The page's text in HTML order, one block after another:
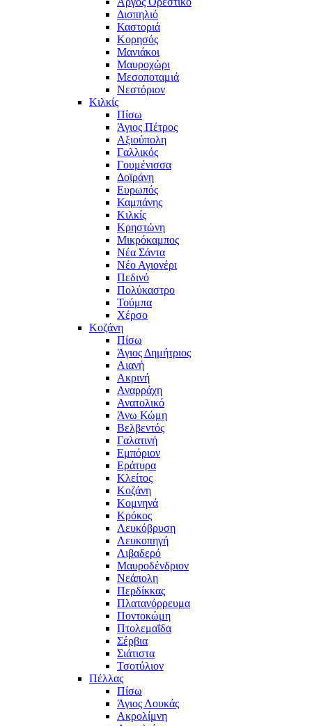
Δισπηλιό
Καστοριά
Κορησός
Μανιάκοι
Μαυροχώρι
Μεσοποταμιά
Νεστόριον
Κιλκίς
Πίσω
Άγιος Πέτρος
Αξιούπολη
Γαλλικός
Γουμένισσα
Δοϊράνη
Ευρωπός
Καμπάνης
Κιλκίς
Κρηστώνη
Μικρόκαμπος
Νέα Σάντα
Νέο Αγιονέρι
Πεδινό
Πολύκαστρο
Τούμπα
Χέρσο
Κοζάνη
Πίσω
Άγιος Δημήτριος
Αιανή
Ακρινή
Αναρράχη
Ανατολικό
Άνω Κώμη
Βελβεντός
Γαλατινή
Εμπόριον
Εράτυρα
Κλείτος
Κοζάνη
Κομνηνά
Κρόκος
Λευκόβρυση
Λευκοπηγή
Λιβαδερό
Μαυροδένδριον
Νεάπολη
Περδίκκας
Πλατανόρρευμα
Ποντοκώμη
Πτολεμαΐδα
Σέρβια
Σιάτιστα
Τσοτύλιον
Πέλλας
Πίσω
Άγιος Λουκάς
Ακρολίμνη